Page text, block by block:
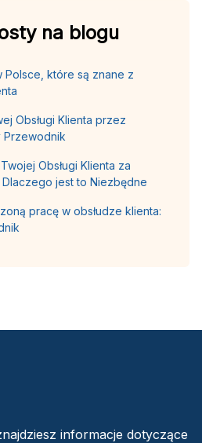
na blogu
Polsce, które są znane z
Obsługi Klienta przez
Przewodnik
Obsługi Klienta za
jest to Niezbędne
pracę w obsłudze klienta:
informacje dotyczące